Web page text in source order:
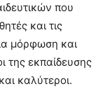
που
και τις
μόρφωση και
της εκπαίδευσης
καλύτεροι.